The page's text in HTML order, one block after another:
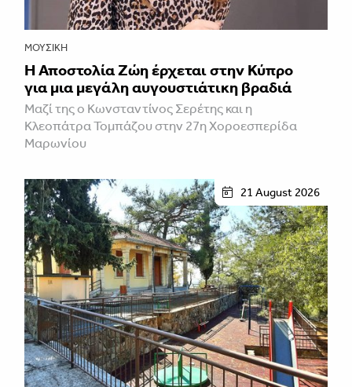
ΜΟΥΣΙΚΉ
Η Αποστολία Ζώη έρχεται στην Κύπρο
για μια μεγάλη αυγουστιάτικη βραδιά
Μαζί της ο Κωνσταντίνος Σερέτης και η
Κλεοπάτρα Τομπάζου στην 27η Χοροεσπερίδα
Μαρωνίου
21 August 2026